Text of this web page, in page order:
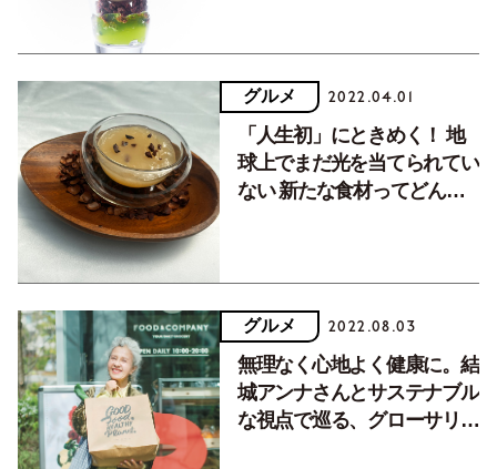
グルメ 2022.04.01
「人生初」にときめく！ 地
球上でまだ光を当てられてい
ない 新たな食材ってどんな
グルメ 2022.08.03
無理なく心地よく健康に。結
城アンナさんとサステナブル
な視点で巡る、グローサリー